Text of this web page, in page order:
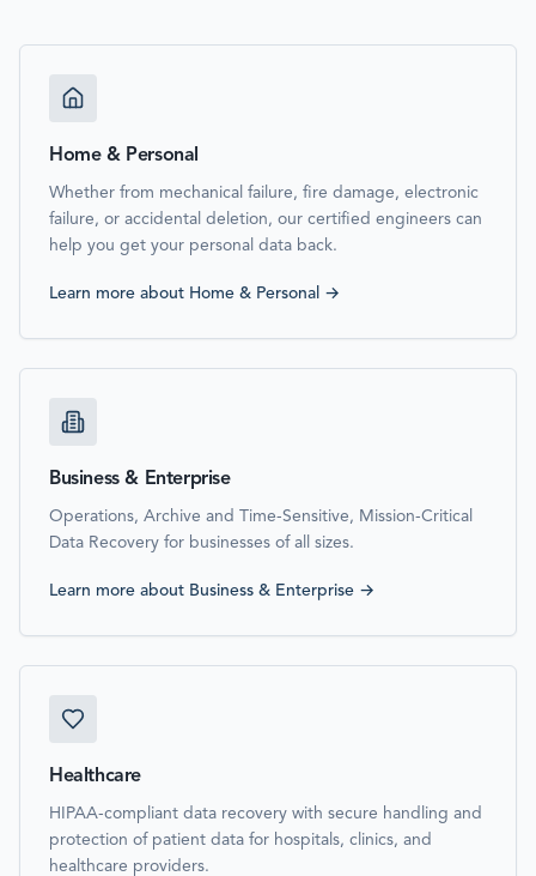
Home & Personal
Whether from mechanical failure, fire damage, electronic
failure, or accidental deletion, our certified engineers can
help you get your personal data back.
Learn more about Home & Personal →
Business & Enterprise
Operations, Archive and Time-Sensitive, Mission-Critical
Data Recovery for businesses of all sizes.
Learn more about Business & Enterprise →
Healthcare
HIPAA-compliant data recovery with secure handling and
protection of patient data for hospitals, clinics, and
healthcare providers.